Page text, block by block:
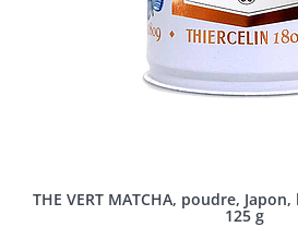
THE VERT MATCHA, poudre,
125 g